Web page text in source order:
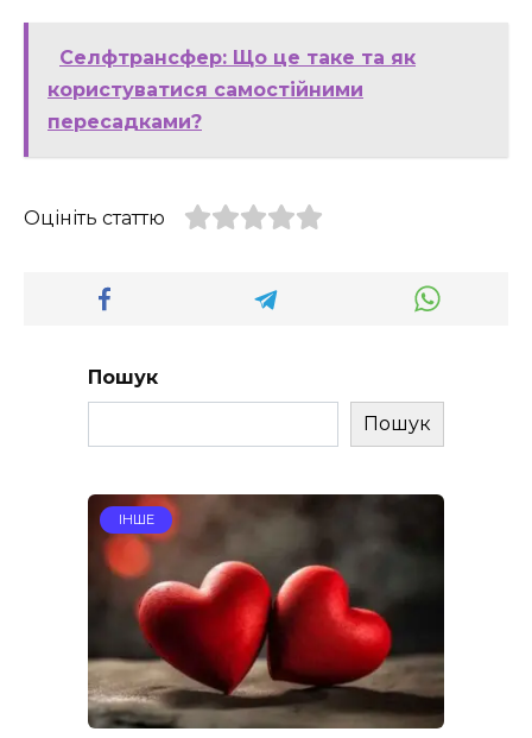
Селфтрансфер: Що це таке та як
користуватися самостійними
пересадками?
Оцініть статтю
Пошук
Пошук
ІНШЕ